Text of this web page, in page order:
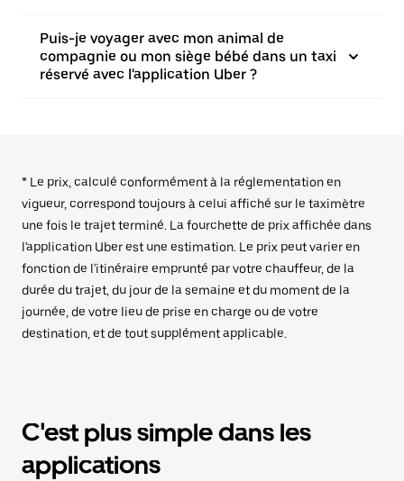
Puis-je voyager avec mon animal de
compagnie ou mon siège bébé dans un taxi
réservé avec l'application Uber ?
* Le prix, calculé conformément à la réglementation en
vigueur, correspond toujours à celui affiché sur le taximètre
une fois le trajet terminé. La fourchette de prix affichée dans
l'application Uber est une estimation. Le prix peut varier en
fonction de l'itinéraire emprunté par votre chauffeur, de la
durée du trajet, du jour de la semaine et du moment de la
journée, de votre lieu de prise en charge ou de votre
destination, et de tout supplément applicable.
C'est plus simple dans les
applications